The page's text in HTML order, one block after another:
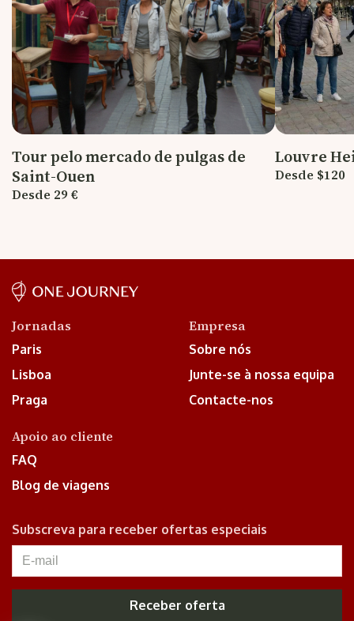
Tour pelo mercado de pulgas de
Saint-Ouen
Desde 29 €
Louvre
Desde $120
Jornadas
Paris
Lisboa
Praga
Empresa
Sobre nós
Junte-se à nossa equipa
Contacte-nos
Apoio ao cliente
FAQ
Blog de viagens
Subscreva para receber ofertas especiais
Receber oferta